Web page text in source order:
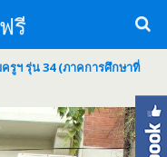
รี
รูฯ รุ่น 34 (ภาคการศึกษาที่